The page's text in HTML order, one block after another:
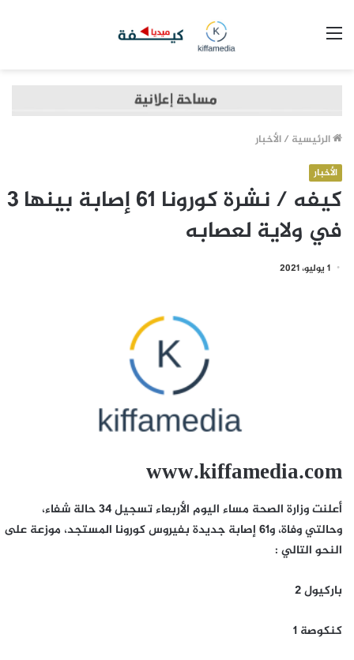
الرئيسية /الأخبار
الأخبار
كيفه / نشرة كورونا 61 إصابة بينها 3
في ولاية لعصابه
1 يوليو، 2021
www.kiffamedia.com
أعلنت وزارة الصحة مساء اليوم الأربعاء تسجيل 34 حالة شفاء،
وحالتي وفاة، و61 إصابة جديدة بفيروس كورونا المستجد، موزعة على
النحو التالي :
باركيول 2
كنكوصة 1